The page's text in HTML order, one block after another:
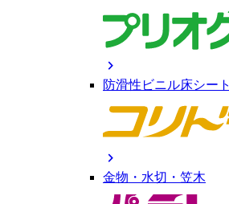
chevron_right
防滑性ビニル床シート
chevron_right
金物・水切・笠木